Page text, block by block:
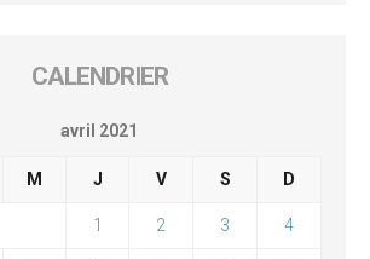
CALENDRIER
avril 2021
M J V S D
1 2 3 4